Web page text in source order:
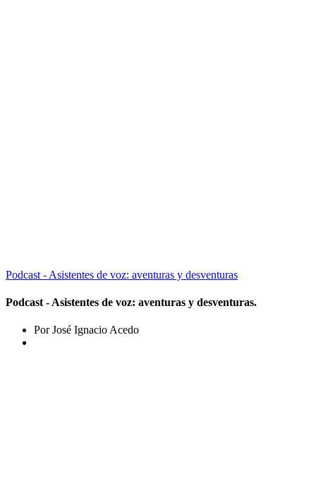
Podcast - Asistentes de voz: aventuras y desventuras
Podcast - Asistentes de voz: aventuras y desventuras.
Por José Ignacio Acedo